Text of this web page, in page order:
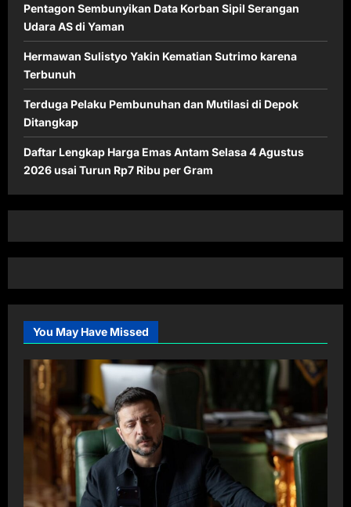
Pentagon Sembunyikan Data Korban Sipil Serangan
Udara AS di Yaman
Hermawan Sulistyo Yakin Kematian Sutrimo karena
Terbunuh
Terduga Pelaku Pembunuhan dan Mutilasi di Depok
Ditangkap
Daftar Lengkap Harga Emas Antam Selasa 4 Agustus
2026 usai Turun Rp7 Ribu per Gram
You May Have Missed